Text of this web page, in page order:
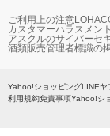
ご利用上の注意
カスタマーハラスメン
アスクルのサイバーセ
酒類販売管理者標識の
Yahoo!ショッピングLINEヤ
利用規約免責事項Yahoo!シ